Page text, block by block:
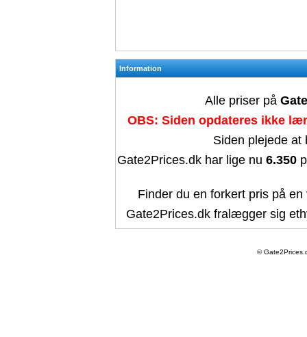
Information
Alle priser på
OBS: Siden opdateres ikke
Siden plejede
Gate2Prices.dk har lige nu6.350
Finder du en forkert pris på
Gate2Prices.dk fralægger sig
©